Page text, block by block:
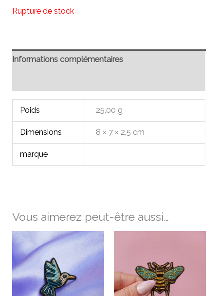
Rupture de stock
Informations complémentaires
Poids 25,00 g
Dimensions 8 × 7 × 2,5 cm
marque
Vous aimerez peut-être aussi…